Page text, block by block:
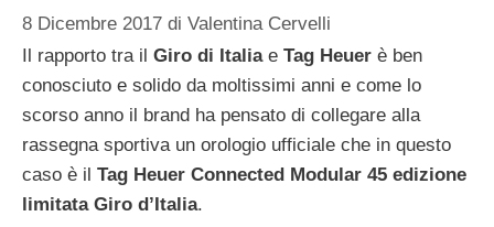
8 Dicembre 2017 di Valentina Cervelli
Il rapporto tra il Giro di Italiae Tag Heuer è ben
conosciuto e solido da moltissimi anni e come lo
scorso anno il brand ha pensato di collegare alla
rassegna sportiva un orologio ufficiale che in questo
caso è il Tag Heuer Connected Modular 45 edizione
limitata Giro d’Italia.